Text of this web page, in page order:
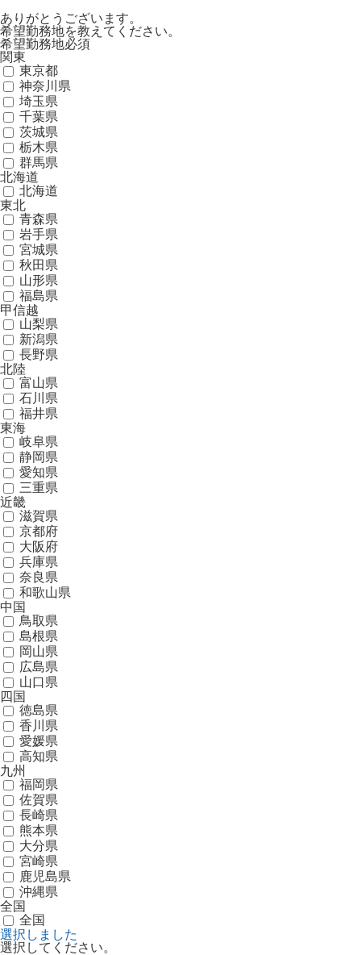
ありがとうございます。
希望勤務地を教えてください。
希望勤務地必須
関東
東京都
神奈川県
埼玉県
千葉県
茨城県
栃木県
群馬県
北海道
北海道
東北
青森県
岩手県
宮城県
秋田県
山形県
福島県
甲信越
山梨県
新潟県
長野県
北陸
富山県
石川県
福井県
東海
岐阜県
静岡県
愛知県
三重県
近畿
滋賀県
京都府
大阪府
兵庫県
奈良県
和歌山県
中国
鳥取県
島根県
岡山県
広島県
山口県
四国
徳島県
香川県
愛媛県
高知県
九州
福岡県
佐賀県
長崎県
熊本県
大分県
宮崎県
鹿児島県
沖縄県
全国
全国
選択しました
選択してください。